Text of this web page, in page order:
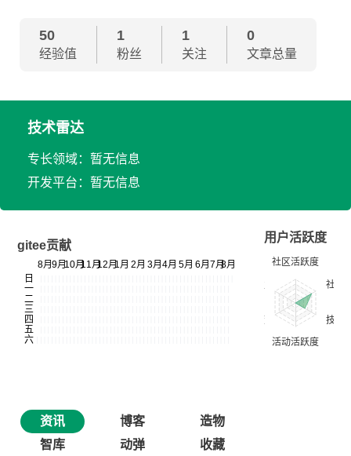
50
经验值
1
粉丝
1
关注
0
文章总量
技术雷达
专长领域：暂无信息
开发平台：暂无信息
gitee贡献
用户活跃度
资讯 博客
造物
智库
动弹 收藏